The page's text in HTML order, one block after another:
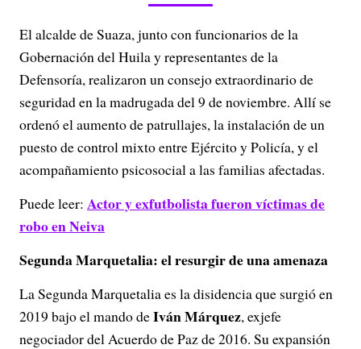
El alcalde de Suaza, junto con funcionarios de la
Gobernación del Huila y representantes de la
Defensoría, realizaron un consejo extraordinario de
seguridad en la madrugada del 9 de noviembre. Allí se
ordenó el aumento de patrullajes, la instalación de un
puesto de control mixto entre Ejército y Policía, y el
acompañamiento psicosocial a las familias afectadas.
Puede leer: Actor y exfutbolista fueron víctimas de
robo en Neiva
Segunda Marquetalia: el resurgir de una amenaza
La Segunda Marquetalia es la disidencia que surgió en
2019 bajo el mando deIván Márquez, exjefe
negociador del Acuerdo de Paz de 2016. Su expansión